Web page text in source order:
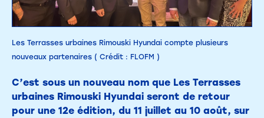
Les Terrasses urbaines Rimouski Hyundai compte plusieurs
nouveaux partenaires ( Crédit : FLOFM )
C’est sous un nouveau nom que Les Terrasses
urbaines Rimouski Hyundai seront de retour
pour une 12e édition, du 11 juillet au 10 août, sur